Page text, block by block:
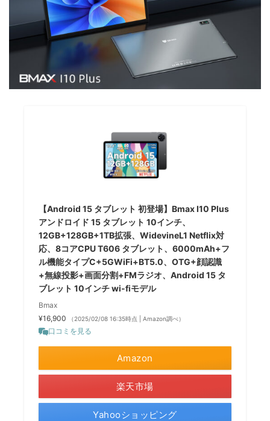
【Android 15 タブレット 初登場】Bmax I10 Plus
アンドロイド 15 タブレット 10インチ、
12GB+128GB+1TB拡張、WidevineL1 Netflix対
応、8コアCPU T606 タブレット、6000mAh+フ
ル機能タイプC+5GWiFi+BT5.0、OTG+顔認識
+無線投影+画面分割+FMラジオ、Android 15 タ
ブレット 10インチ wi-fiモデル
Bmax
¥16,900
（2025/02/08 16:35時点 | Amazon調べ）
口コミを見る
Amazon
楽天市場
Yahooショッピング